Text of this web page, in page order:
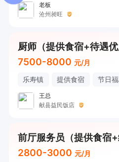
老板
沧州昶旺
厨师（提供食宿+待遇优
7500-8000 元/月
乐寿镇 提供食宿 节日
王总
献县益民饭店
前厅服务员（提供食宿+
2800-3000 元/月